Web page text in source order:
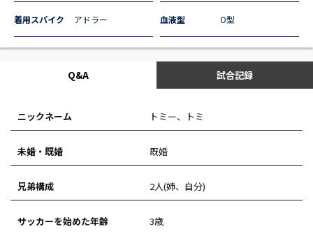
着用スパイク アドラー 血液型 O型
Q&A 試合記録
ニックネーム トミー、トミ
未婚・既婚 既婚
兄弟構成 2人(姉、自分)
サッカーを始めた年齢 3歳